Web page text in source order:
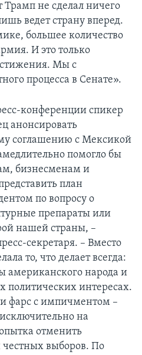
не сделал ничего
ведет страну вперед.
большее количество
И это только
Мы с
процесса в Сенате».
конференции спикер
анонсировать
соглашению с Мексикой
помогло бы
бизнесменам и
план
по вопросу о
препараты или
нашей страны, –
секретаря. – Вместо
то, что делает всегда:
американского народа и
политических интересах.
фарс с импичментом –
на
отменить
честных выборов. По